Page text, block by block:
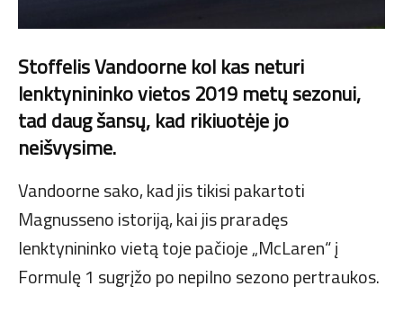
Stoffelis Vandoorne kol kas neturi
lenktynininko vietos 2019 metų sezonui,
tad daug šansų, kad rikiuotėje jo
neišvysime.
Vandoorne sako, kad jis tikisi pakartoti
Magnusseno istoriją, kai jis praradęs
lenktynininko vietą toje pačioje „McLaren“ į
Formulę 1 sugrįžo po nepilno sezono pertraukos.